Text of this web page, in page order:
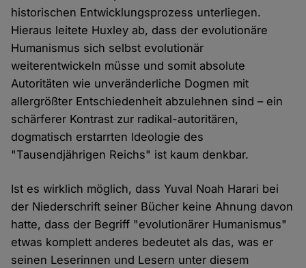
historischen Entwicklungsprozess unterliegen.
Hieraus leitete Huxley ab, dass der evolutionäre
Humanismus sich selbst evolutionär
weiterentwickeln müsse und somit absolute
Autoritäten wie unveränderliche Dogmen mit
allergrößter Entschiedenheit abzulehnen sind – ein
schärferer Kontrast zur radikal-autoritären,
dogmatisch erstarrten Ideologie des
"Tausendjährigen Reichs" ist kaum denkbar.
Ist es wirklich möglich, dass Yuval Noah Harari bei
der Niederschrift seiner Bücher keine Ahnung davon
hatte, dass der Begriff "evolutionärer Humanismus"
etwas komplett anderes bedeutet als das, was er
seinen Leserinnen und Lesern unter diesem